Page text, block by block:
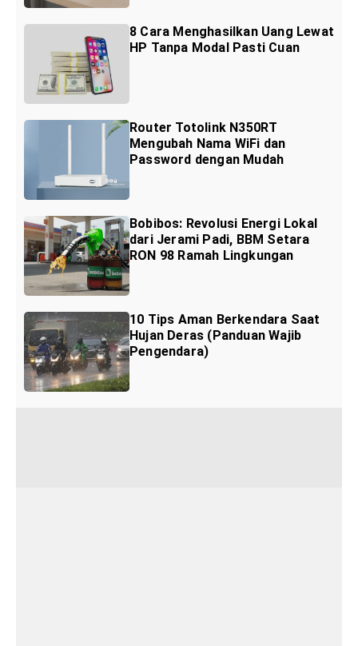
8 Cara Menghasilkan Uang Lewat
HP Tanpa Modal Pasti Cuan
Router Totolink N350RT
Mengubah Nama WiFi dan
Password dengan Mudah
Bobibos: Revolusi Energi Lokal
dari Jerami Padi, BBM Setara
RON 98 Ramah Lingkungan
10 Tips Aman Berkendara Saat
Hujan Deras (Panduan Wajib
Pengendara)